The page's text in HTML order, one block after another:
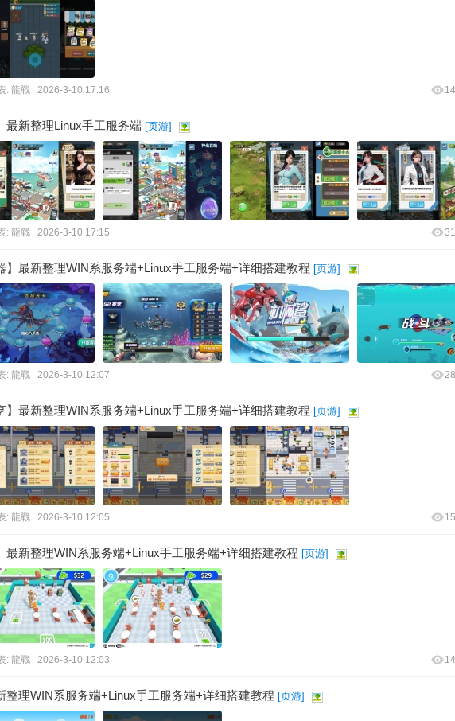
: 龍戰 2026-3-10 17:16
最新整理Linux手工服务端 [页游]
: 龍戰 2026-3-10 17:15
】最新整理WIN系服务端+Linux手工服务端+详细搭建教程 [页游]
: 龍戰 2026-3-10 12:07
】最新整理WIN系服务端+Linux手工服务端+详细搭建教程 [页游]
: 龍戰 2026-3-10 12:05
最新整理WIN系服务端+Linux手工服务端+详细搭建教程 [页游]
: 龍戰 2026-3-10 12:03
整理WIN系服务端+Linux手工服务端+详细搭建教程 [页游]